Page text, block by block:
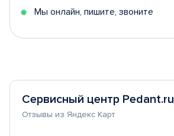
Мы онлайн, пишите, звоните
Сервисный центр Pedant.ru
Отзывы из Яндекс Карт